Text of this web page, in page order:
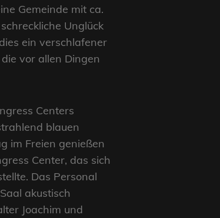
Gemeinde mit ca.
Unglück
ein verschlafener
vor allen Dingen
Centers
blauen
im Freien genießen
Center, das sich
Das Personal
akustisch
Joachim und